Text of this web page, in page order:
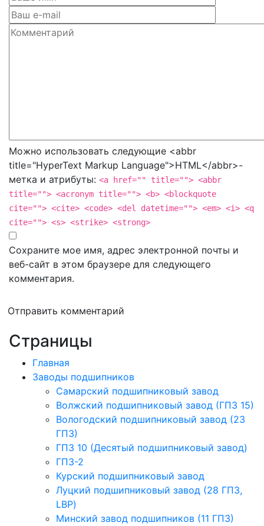
Можно использовать следующие <abbr
title="HyperText Markup Language">HTML</abbr>-
метка и атрибуты: <a href="" title=""> <abbr
title=""> <acronym title=""> <b> <blockquote
cite=""> <cite> <code> <del datetime=""> <em> <i> <q
cite=""> <s> <strike> <strong>
Сохраните мое имя, адрес электронной почты и
веб-сайт в этом браузере для следующего
комментария.
Отправить комментарий
Страницы
Главная
Заводы подшипников
Cамарский подшипниковый завод
Волжский подшипниковый завод (ГПЗ 15)
Вологодский подшипниковый завод (23
ГПЗ)
ГПЗ 10 (Десятый подшипниковый завод)
ГПЗ-2
Курский подшипниковый завод
Луцкий подшипниковый завод (28 ГПЗ,
LBP)
Минский завод подшипников (11 ГПЗ)